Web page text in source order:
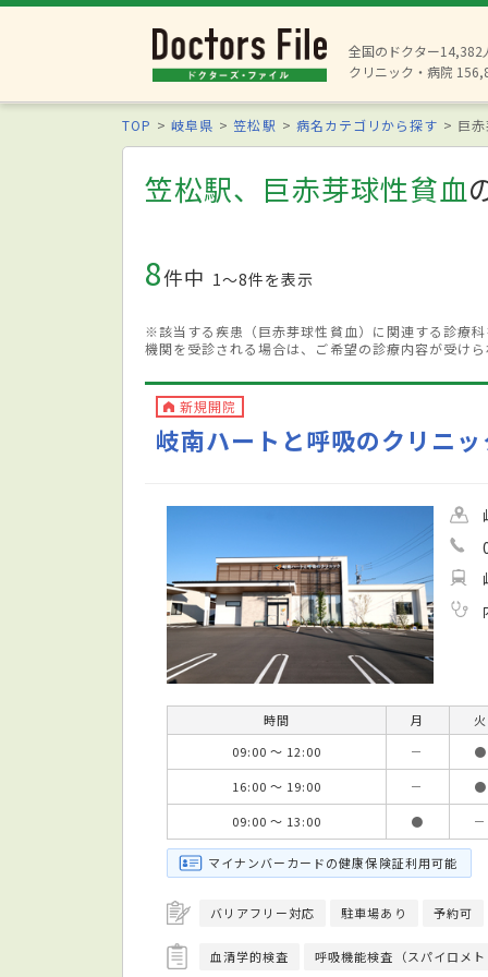
全国のドクター14,382
クリニック・病院
TOP 岐阜県 笠松駅 病名カテゴリから探す 巨
笠松駅、巨赤芽球性貧血
8件中 1〜8件を表示
※該当する疾患（巨赤芽球性貧血）に関連する診療
機関を受診される場合は、ご希望の診療内容が受け
新規開院
岐南ハートと呼吸のクリニ
時間 月
火
09:00 ～ 12:00
－
●
16:00 ～ 19:00
－
●
09:00 ～ 13:00
● －
マイナンバーカードの健康保険証利用可能
バリアフリー対応 駐車場あり 予約可
血清学的検査 呼吸機能検査（スパイロメ